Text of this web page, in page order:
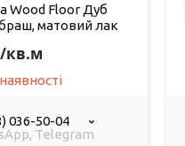
Wood Floor Дуб
матовий лак
кв.м
036-50-04
Telegram